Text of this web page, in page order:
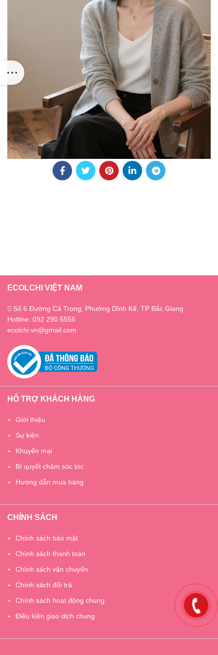
ECOLCHI VIỆT NAM
Số 6 Đường Cả Trọng, Phường Dĩnh Kế, TP Bắc Giang
Hotline: 092 290 5555
ecolchi.vn@gmail.com
HỖ TRỢ KHÁCH HÀNG
Giới thiệu
Sự kiện
Khuyến mại
Bí quyết chăm sóc tóc
Hướng dẫn mua hàng
CHÍNH SÁCH
Chính sách bảo mật
Chính sách thanh toán
Chính sách vận chuyển
Chính sách đổi trả
Chính sách hoạt động chung
Điều kiện giao dịch chung